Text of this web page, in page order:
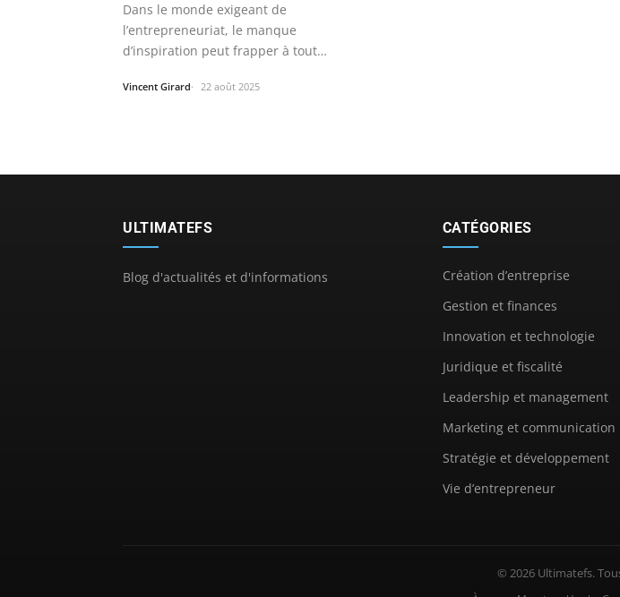
Dans le monde exigeant de
l’entrepreneuriat, le manque
d’inspiration peut frapper à tout
Vincent Girard 22 août 2025
ULTIMATEFS
Blog d'actualités et d'informations
CATÉGORIES
Création d’entreprise
Gestion et finances
Innovation et technologie
Juridique et fiscalité
Leadership et management
Marketing et communication
Stratégie et développement
Vie d’entrepreneur
© 2026 Ultimatefs.